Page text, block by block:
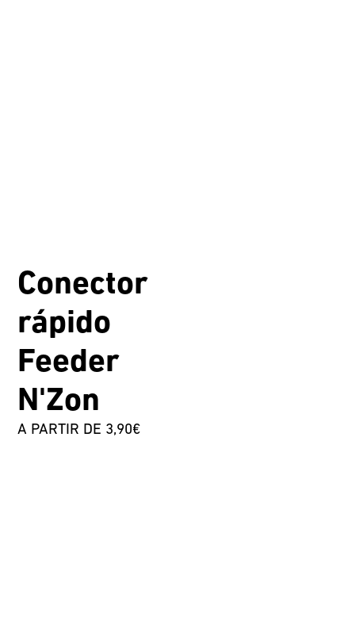
Conector
rápido
Feeder
N'Zon
A PARTIR DE 3,90€